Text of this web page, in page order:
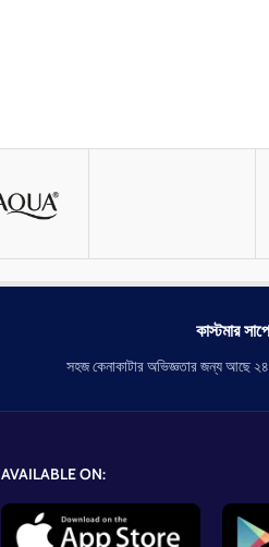
কাস্টমার
সহজ কেনাকাটার অভিজ্ঞতার জন্য আছে ২৪/
AVAILABLE ON: